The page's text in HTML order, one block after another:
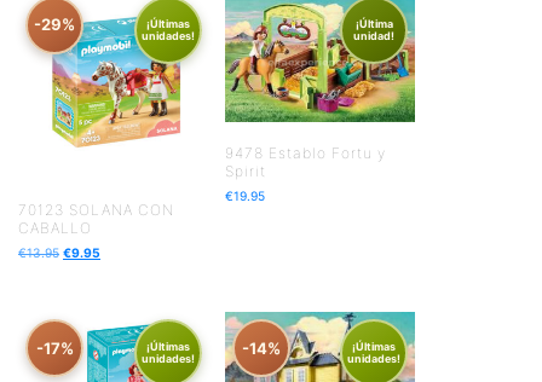
-29%
¡Últimas
unidades!
70123 SOLANA CON
CABALLO
€13.95 €9.95
¡Última
unidad!
9478 Establo Fortu y
Spirit
€19.95
-17%
¡Últimas
unidades!
-14%
¡Últimas
unidades!